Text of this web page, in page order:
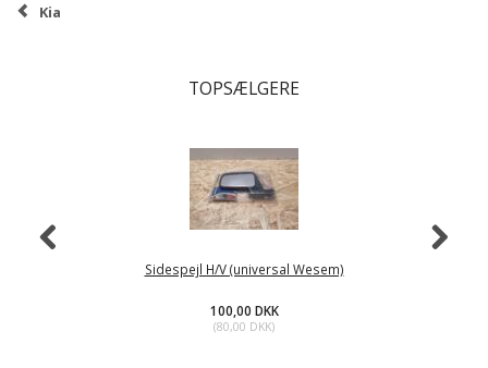
Kia
TOPSÆLGERE
Sidespejl H/V (universal Wesem)
100,00 DKK
(80,00 DKK)